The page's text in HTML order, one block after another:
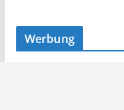
Werbung